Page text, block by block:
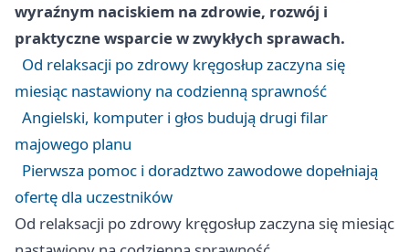
wyraźnym naciskiem na zdrowie, rozwój i
praktyczne wsparcie w zwykłych sprawach.
Od relaksacji po zdrowy kręgosłup zaczyna się
miesiąc nastawiony na codzienną sprawność
Angielski, komputer i głos budują drugi filar
majowego planu
Pierwsza pomoc i doradztwo zawodowe dopełniają
ofertę dla uczestników
Od relaksacji po zdrowy kręgosłup zaczyna się miesiąc